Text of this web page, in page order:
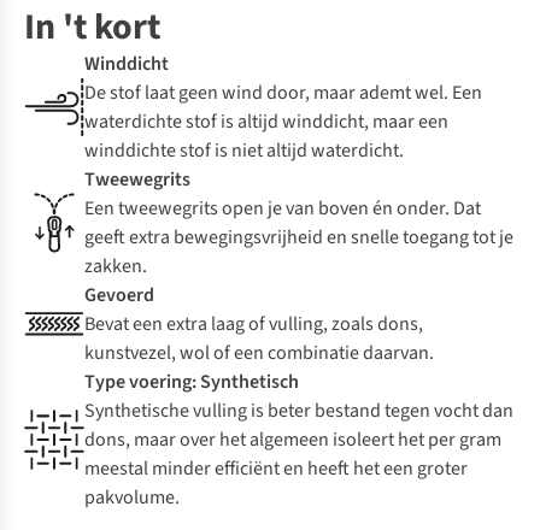
In 't kort
Winddicht
De stof laat geen wind door, maar ademt wel. Een
waterdichte stof is altijd winddicht, maar een
winddichte stof is niet altijd waterdicht.
Tweewegrits
Een tweewegrits open je van boven én onder. Dat
geeft extra bewegingsvrijheid en snelle toegang tot je
zakken.
Gevoerd
Bevat een extra laag of vulling, zoals dons,
kunstvezel, wol of een combinatie daarvan.
Type voering: Synthetisch
Synthetische vulling is beter bestand tegen vocht dan
dons, maar over het algemeen isoleert het per gram
meestal minder efficiënt en heeft het een groter
pakvolume.